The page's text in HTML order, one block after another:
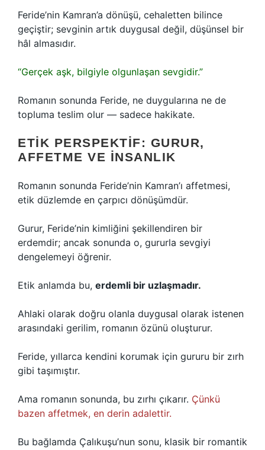
Feride’nin Kamran’a dönüşü, cehaletten bilince
geçiştir; sevginin artık duygusal değil, düşünsel bir
hâl almasıdır.
“Gerçek aşk, bilgiyle olgunlaşan sevgidir.”
Romanın sonunda Feride, ne duygularına ne de
topluma teslim olur — sadece hakikate.
ETIK PERSPEKTIF: GURUR,
AFFETME VE İNSANLIK
Romanın sonunda Feride’nin Kamran’ı affetmesi,
etik düzlemde en çarpıcı dönüşümdür.
Gurur, Feride’nin kimliğini şekillendiren bir
erdemdir; ancak sonunda o, gururla sevgiyi
dengelemeyi öğrenir.
Etik anlamda bu, erdemli bir uzlaşmadır.
Ahlaki olarak doğru olanla duygusal olarak istenen
arasındaki gerilim, romanın özünü oluşturur.
Feride, yıllarca kendini korumak için gururu bir zırh
gibi taşımıştır.
Ama romanın sonunda, bu zırhı çıkarır. Çünkü
bazen affetmek, en derin adalettir.
Bu bağlamda Çalıkuşu’nun sonu, klasik bir romantik